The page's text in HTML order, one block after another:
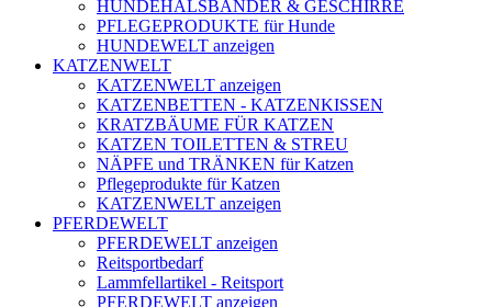
HUNDEHALSBÄNDER & GESCHIRRE
PFLEGEPRODUKTE für Hunde
HUNDEWELT anzeigen
KATZENWELT
KATZENWELT anzeigen
KATZENBETTEN - KATZENKISSEN
KRATZBÄUME FÜR KATZEN
KATZEN TOILETTEN & STREU
NÄPFE und TRÄNKEN für Katzen
Pflegeprodukte für Katzen
KATZENWELT anzeigen
PFERDEWELT
PFERDEWELT anzeigen
Reitsportbedarf
Lammfellartikel - Reitsport
PFERDEWELT anzeigen